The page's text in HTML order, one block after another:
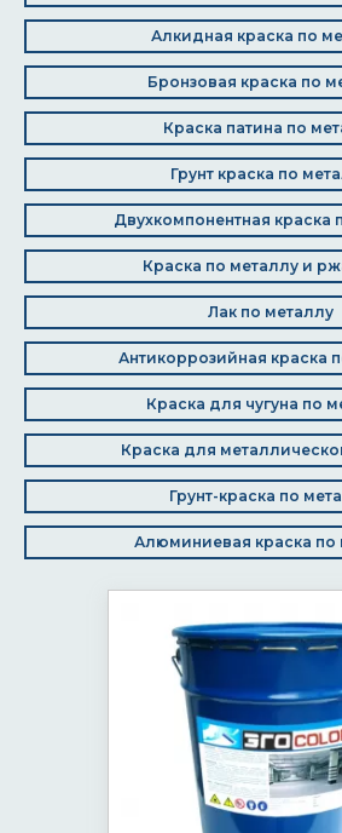
Алкидная краска по
Бронзовая краска по
Краска патина по
Грунт краска по
Двухкомпонентная краска
Краска по металлу и
Лак по металлу
Антикоррозийная краска
Краска для чугуна по
Краска для
Грунт-краска по
Алюминиевая краска по